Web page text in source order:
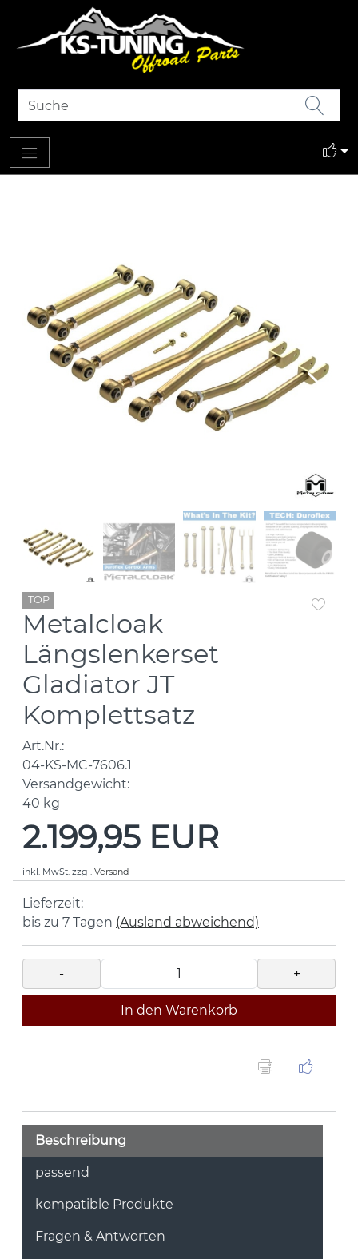
TOP
Metalcloak
Längslenkerset
Gladiator JT
Komplettsatz
Art.Nr.:
04-KS-MC-7606.1
Versandgewicht:
40 kg
2.199,95 EUR
inkl. MwSt. zzgl. Versand
Lieferzeit:
bis zu 7 Tagen (Ausland abweichend)
- +
In den Warenkorb
Beschreibung
passend
kompatible Produkte
Fragen & Antworten